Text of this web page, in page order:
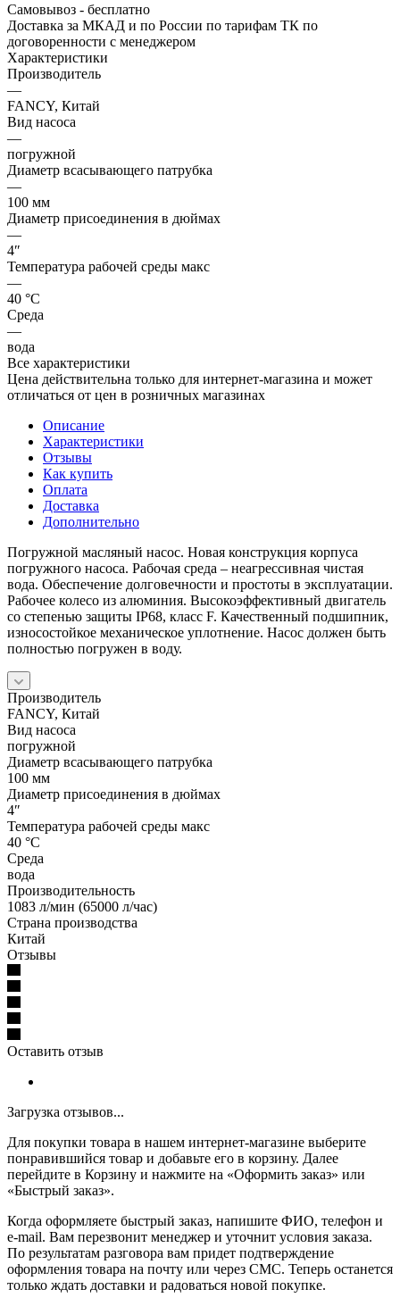
Самовывоз - бесплатно
Доставка за МКАД и по России по тарифам ТК по
договоренности с менеджером
Характеристики
Производитель
—
FANCY, Китай
Вид насоса
—
погружной
Диаметр всасывающего патрубка
—
100 мм
Диаметр присоединения в дюймах
—
4″
Температура рабочей среды макс
—
40 °С
Среда
—
вода
Все характеристики
Цена действительна только для интернет-магазина и может
отличаться от цен в розничных магазинах
Описание
Характеристики
Отзывы
Как купить
Оплата
Доставка
Дополнительно
Погружной масляный насос. Новая конструкция корпуса
погружного насоса. Рабочая среда – неагрессивная чистая
вода. Обеспечение долговечности и простоты в эксплуатации.
Рабочее колесо из алюминия. Высокоэффективный двигатель
со степенью защиты IP68, класс F. Качественный подшипник,
износостойкое механическое уплотнение. Насос должен быть
полностью погружен в воду.
Производитель
FANCY, Китай
Вид насоса
погружной
Диаметр всасывающего патрубка
100 мм
Диаметр присоединения в дюймах
4″
Температура рабочей среды макс
40 °С
Среда
вода
Производительность
1083 л/мин (65000 л/час)
Страна производства
Китай
Отзывы
Оставить отзыв
Загрузка отзывов...
Для покупки товара в нашем интернет-магазине выберите
понравившийся товар и добавьте его в корзину. Далее
перейдите в Корзину и нажмите на «Оформить заказ» или
«Быстрый заказ».
Когда оформляете быстрый заказ, напишите ФИО, телефон и
e-mail. Вам перезвонит менеджер и уточнит условия заказа.
По результатам разговора вам придет подтверждение
оформления товара на почту или через СМС. Теперь останется
только ждать доставки и радоваться новой покупке.